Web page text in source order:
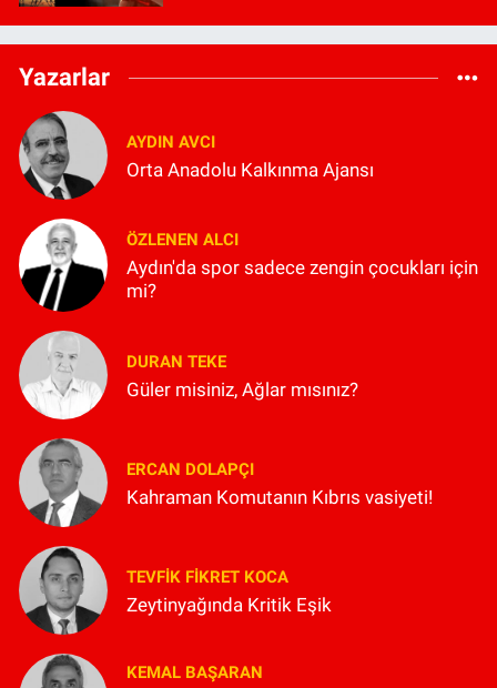
Yazarlar
AYDIN AVCI
Orta Anadolu Kalkınma Ajansı
ÖZLENEN ALCI
Aydın'da spor sadece zengin çocukları için
mi?
DURAN TEKE
Güler misiniz, Ağlar mısınız?
ERCAN DOLAPÇI
Kahraman Komutanın Kıbrıs vasiyeti!
TEVFIK FIKRET KOCA
Zeytinyağında Kritik Eşik
KEMAL BAŞARAN